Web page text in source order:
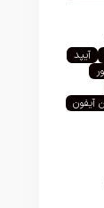
آیپد
آیفون